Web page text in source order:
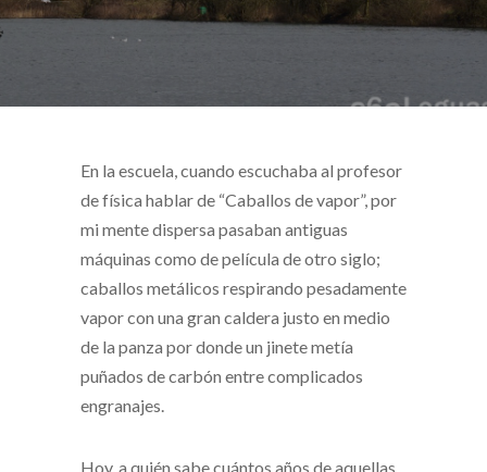
En la escuela, cuando escuchaba al profesor
de física hablar de “Caballos de vapor”, por
mi mente dispersa pasaban antiguas
máquinas como de película de otro siglo;
caballos metálicos respirando pesadamente
vapor con una gran caldera justo en medio
de la panza por donde un jinete metía
puñados de carbón entre complicados
engranajes.
Hoy, a quién sabe cuántos años de aquellas